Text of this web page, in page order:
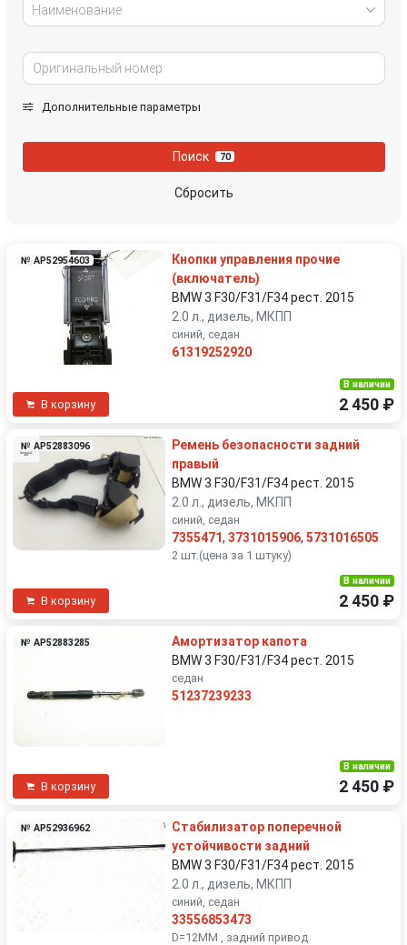
Наименование
Дополнительные параметры
Поиск 70
Сбросить
№ AP52954603
Кнопки управления прочие
(включатель)
BMW 3 F30/F31/F34 рест. 2015
2.0 л., дизель, МКПП
синий, седан
61319252920
В корзину
В наличии
2 450 ₽
№ AP52883096
Ремень безопасности задний
правый
BMW 3 F30/F31/F34 рест. 2015
2.0 л., дизель, МКПП
синий, седан
7355471, 3731015906, 5731016505
2 шт.(цена за 1 штуку)
В корзину
В наличии
2 450 ₽
№ AP52883285
Амортизатор капота
BMW 3 F30/F31/F34 рест. 2015
седан
51237239233
В корзину
В наличии
2 450 ₽
№ AP52936962
Стабилизатор поперечной
устойчивости задний
BMW 3 F30/F31/F34 рест. 2015
2.0 л., дизель, МКПП
синий, седан
33556853473
D=12MM , задний привод